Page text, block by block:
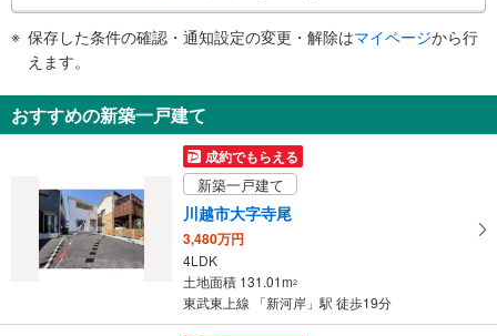
《多機能トイレ》
・改札内
その他
・ＡＥＤ
知
を
を
保存した条件の確認・通知設定の変更・解除はマイページから行
えます。
おすすめの新築一戸建て
成約でもらえる
新築一戸建て
川越市大字寺尾
3,480万円
4LDK
土地面積 131.01m2
東武東上線 「新河岸」駅 徒歩19分